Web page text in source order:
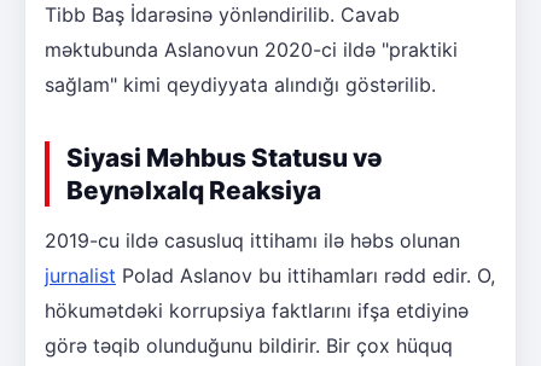
Tibb Baş İdarəsinə yönləndirilib. Cavab
məktubunda Aslanovun 2020-ci ildə "praktiki
sağlam" kimi qeydiyyata alındığı göstərilib.
Siyasi Məhbus Statusu və
Beynəlxalq Reaksiya
2019-cu ildə casusluq ittihamı ilə həbs olunan
jurnalist Polad Aslanov bu ittihamları rədd edir. O,
hökumətdəki korrupsiya faktlarını ifşa etdiyinə
görə təqib olunduğunu bildirir. Bir çox hüquq